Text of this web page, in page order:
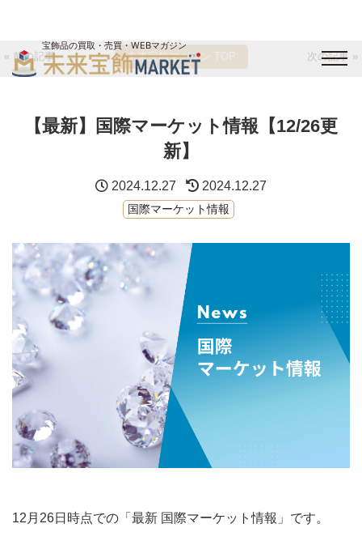
宝飾品の買取・売買・WEBマガジン
未来宝飾マガジン
運営会社
« 前の記事 未来宝飾マガジン TOP 次の記事 »
【最新】国際マーケット情報【12/26更
新】
2024.12.27 2024.12.27
国際マーケット情報
12月26日時点での「最新 国際マーケット情報」です。